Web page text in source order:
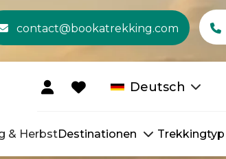
contact@bookatrekking.com
Deutsch
& HerbstDestinationen Trekkingtyp